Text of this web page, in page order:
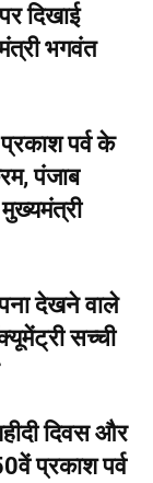
दिखाई
भगवंत
पर्व के
पंजाब
देखने वाले
सच्ची
दिवस और
प्रकाश पर्व